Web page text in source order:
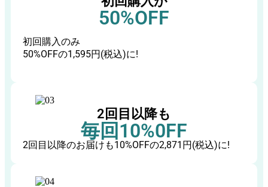
50%OFF
初回購入のみ
50%OFFの1,595円(税込)に!
2回目以降も
毎回10%0FF
2回目以降のお届けも10%OFFの2,871円(税込)に!